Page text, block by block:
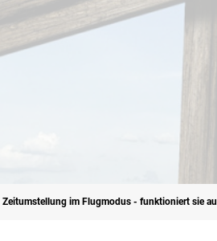
Zeitumstellung im Flugmodus - funktioniert sie